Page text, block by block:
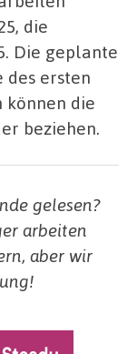
die
Die geplante
des ersten
können die
beziehen.
gelesen?
arbeiten
aber wir